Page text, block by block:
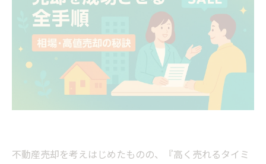
不動産売却を考えはじめたものの、『高く売れるタイミ